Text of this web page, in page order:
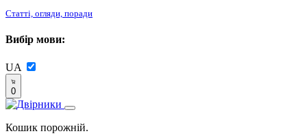
Статті, огляди, поради
Вибір мови:
UA
0
Кошик порожній.